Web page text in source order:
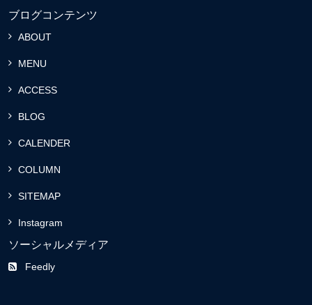
ブログコンテンツ
ABOUT
MENU
ACCESS
BLOG
CALENDER
COLUMN
SITEMAP
Instagram
ソーシャルメディア
Feedly